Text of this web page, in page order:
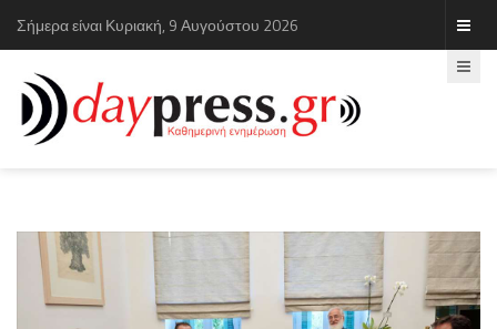
Σήμερα είναι Κυριακή, 9 Αυγούστου 2026